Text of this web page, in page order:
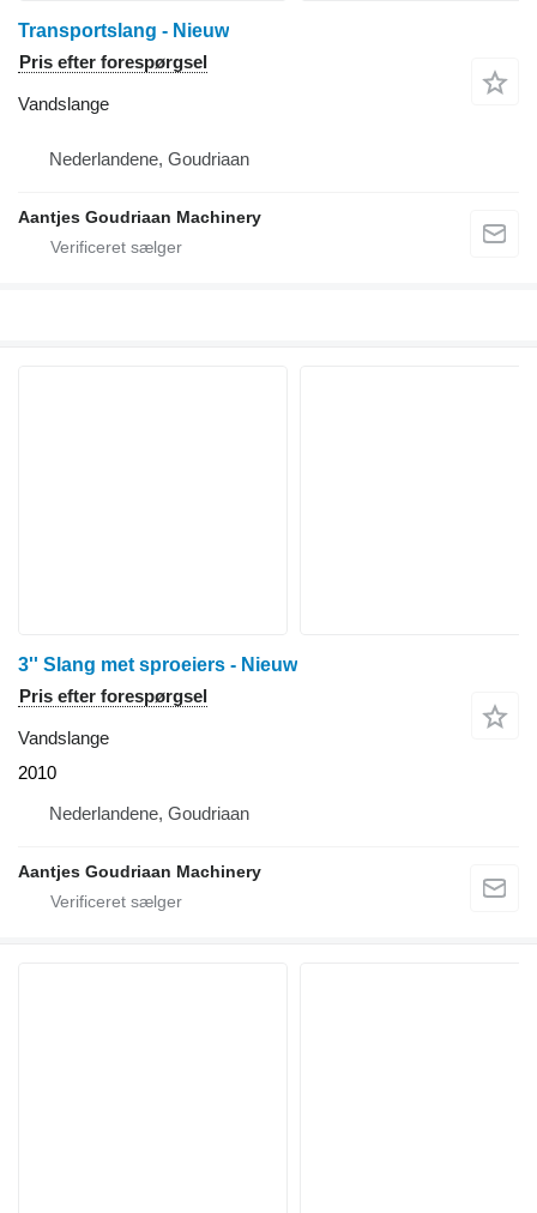
Transportslang - Nieuw
Pris efter forespørgsel
Vandslange
Nederlandene, Goudriaan
Aantjes Goudriaan Machinery
3'' Slang met sproeiers - Nieuw
Pris efter forespørgsel
Vandslange
2010
Nederlandene, Goudriaan
Aantjes Goudriaan Machinery